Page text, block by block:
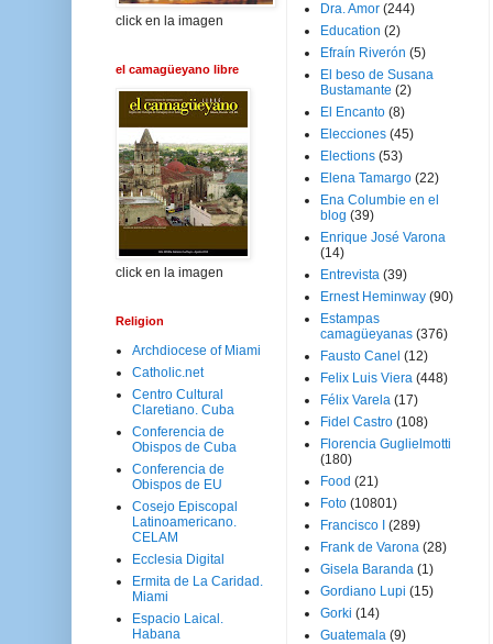
click en la imagen
el camagüeyano libre
click en la imagen
Religion
Archdiocese of Miami
Catholic.net
Centro Cultural
Claretiano. Cuba
Conferencia de
Obispos de Cuba
Conferencia de
Obispos de EU
Cosejo Episcopal
Latinoamericano.
CELAM
Ecclesia Digital
Ermita de La Caridad.
Miami
Espacio Laical.
Habana
Dra. Amor (244)
Education (2)
Efraín Riverón (5)
El beso de Susana
Bustamante (2)
El Encanto (8)
Elecciones (45)
Elections (53)
Elena Tamargo (22)
Ena Columbie en el
blog (39)
Enrique José Varona
(14)
Entrevista (39)
Ernest Heminway (90)
Estampas
camagüeyanas (376)
Fausto Canel (12)
Felix Luis Viera (448)
Félix Varela (17)
Fidel Castro (108)
Florencia Guglielmotti
(180)
Food (21)
Foto (10801)
Francisco I
(289)
Frank de Varona (28)
Gisela Baranda (1)
Gordiano Lupi (15)
Gorki (14)
Guatemala (9)